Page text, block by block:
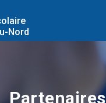
Nord
Partenaires